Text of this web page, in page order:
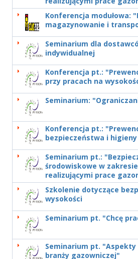
Konferencja modułowa:
magazynowanie i
Seminarium dla
indywidualnej
Konferencja pt.:
przy pracach na
Seminarium:
Konferencja pt.:
bezpieczeństwa i
Seminarium pt.:
środowiskowe w
realizującymi prace
Szkolenie dotyczące
wysokości
Seminarium pt. "Chcę
Seminarium pt. "Aspekty
branży gazowniczej"